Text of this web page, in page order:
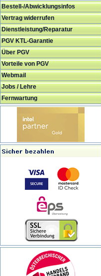
Bestell-/Abwicklungsinfos
Vertrag widerrufen
Dienstleistung/Reparatur
PGV KTL-Garantie
Über PGV
Vorteile von PGV
Webmail
Jobs / Lehre
Fernwartung